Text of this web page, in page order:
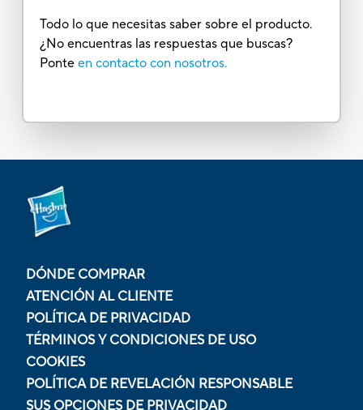
Todo lo que necesitas saber sobre el producto.
¿No encuentras las respuestas que buscas?
Ponte en contacto con nosotros.
DÓNDE COMPRAR
ATENCIÓN AL CLIENTE
POLÍTICA DE PRIVACIDAD
TÉRMINOS Y CONDICIONES DE USO
COOKIES
POLÍTICA DE REVELACIÓN RESPONSABLE
SUS OPCIONES DE PRIVACIDAD